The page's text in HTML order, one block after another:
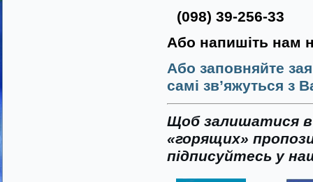
(098) 39-256-33
Або напишіть нам
Або заповняйте
самі зв’яжуться з
Щоб залишатися в
«горящих»
підписуйтесь у